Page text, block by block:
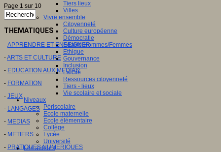
Tiers lieux
Villes
Vivre ensemble
Citoyenneté
Culture européenne
Démocratie
Egalité Hommes/Femmes
Ethique
Gouvernance
Inclusion
Laïcité
Ressources citoyenneté
Tiers - lieux
Vie scolaire et sociale
Niveaux
Périscolaire
Ecole maternelle
Ecole élémentaire
Collège
Lycée
Université
Les auteurs
Page 1 sur 10
THEMATIQUES
- APPRENDRE ET ENSEIGNER
-ARTS ET CULTURE
- EDUCATION AUX MEDIAS
- FORMATION
- JEUX
- LANGAGES
- MEDIAS
- METIERS
- PRATIQUES NUMERIQUES